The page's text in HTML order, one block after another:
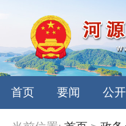
首页 要闻 公开